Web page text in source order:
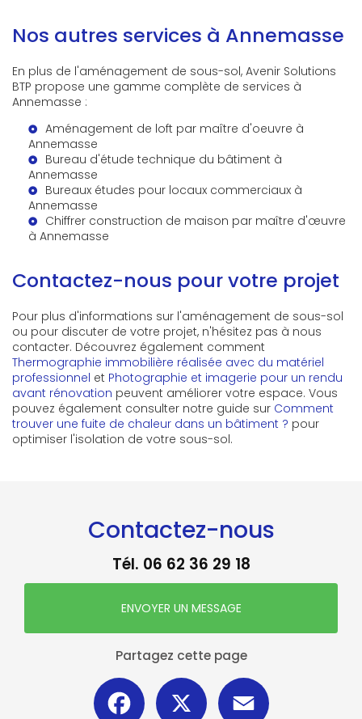
Nos autres services à Annemasse
En plus de l'aménagement de sous-sol, Avenir Solutions
BTP propose une gamme complète de services à
Annemasse :
Aménagement de loft par maître d'oeuvre à
Annemasse
Bureau d'étude technique du bâtiment à
Annemasse
Bureaux études pour locaux commerciaux à
Annemasse
Chiffrer construction de maison par maître d'œuvre
à Annemasse
Contactez-nous pour votre projet
Pour plus d'informations sur l'aménagement de sous-sol
ou pour discuter de votre projet, n'hésitez pas à nous
contacter. Découvrez également comment
Thermographie immobilière réalisée avec du matériel
professionnel et Photographie et imagerie pour un rendu
avant rénovation peuvent améliorer votre espace. Vous
pouvez également consulter notre guide sur Comment
trouver une fuite de chaleur dans un bâtiment ? pour
optimiser l'isolation de votre sous-sol.
Contactez-nous
Tél. 06 62 36 29 18
ENVOYER UN MESSAGE
Partagez cette page
Facebook